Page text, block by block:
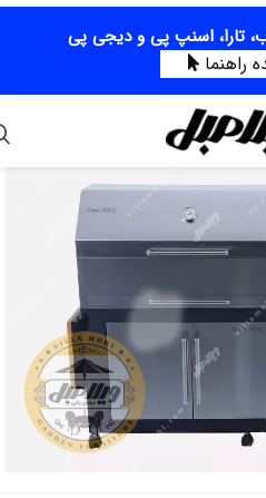
تارا، اسنپ پی و دیجی پی
راهنما